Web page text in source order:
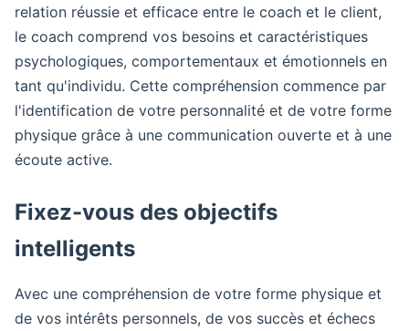
relation réussie et efficace entre le coach et le client,
le coach comprend vos besoins et caractéristiques
psychologiques, comportementaux et émotionnels en
tant qu'individu. Cette compréhension commence par
l'identification de votre personnalité et de votre forme
physique grâce à une communication ouverte et à une
écoute active.
Fixez-vous des objectifs
intelligents
Avec une compréhension de votre forme physique et
de vos intérêts personnels, de vos succès et échecs